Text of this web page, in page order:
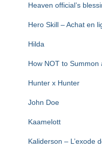
Heaven official’s
Hero Skill – Achat en
Hilda
How NOT to Summon
Hunter x Hunter
John Doe
Kaamelott
Kaliderson – L’exode